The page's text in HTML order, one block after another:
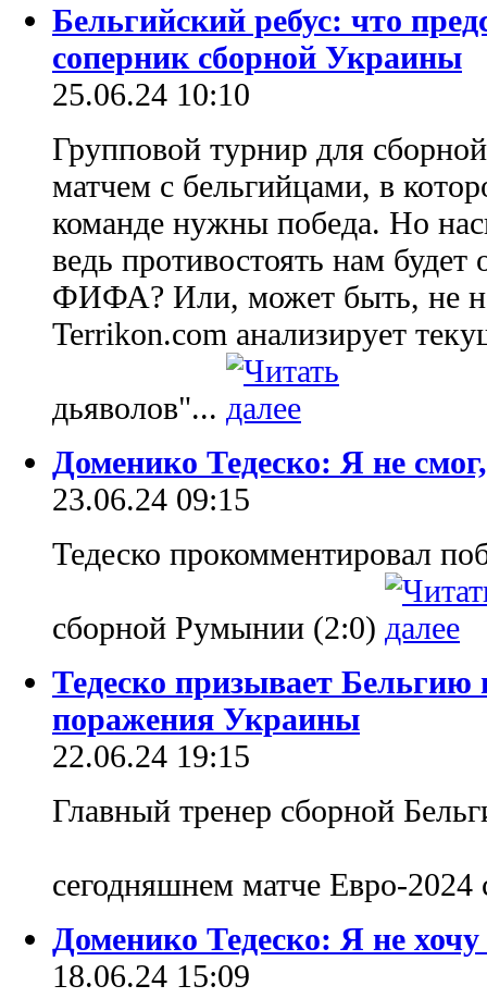
Бельгийский ребус: что
соперник сборной Украины
25.06.24 10:10
Групповой турнир для
матчем с бельгийцами, в
команде нужны победа. Но
ведь противостоять нам будет
ФИФА? Или, может быть, не
Terrikon.com анализирует
дьяволов"...
Доменико Тедеско: Я не
23.06.24 09:15
Тедеско прокомментировал
сборной Румынии (2:0)
Тедеско призывает Бельгию
поражения Украины
22.06.24 19:15
Главный тренер сборной
сегодняшнем матче Евро-
Доменико Тедеско: Я не
18.06.24 15:09